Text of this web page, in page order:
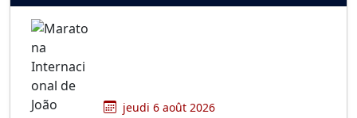
jeudi 6 août 2026